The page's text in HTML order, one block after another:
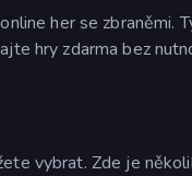
her se zbraněmi.
hry zdarma bez
vybrat. Zde je